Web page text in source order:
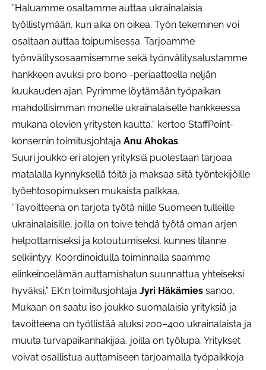
”Haluamme osaltamme auttaa ukrainalaisia
työllistymään, kun aika on oikea. Työn tekeminen voi
osaltaan auttaa toipumisessa. Tarjoamme
työnvälitysosaamisemme sekä työnvälitysalustamme
hankkeen avuksi pro bono -periaatteella neljän
kuukauden ajan. Pyrimme löytämään työpaikan
mahdollisimman monelle ukrainalaiselle hankkeessa
mukana olevien yritysten kautta,” kertoo StaffPoint-
konsernin toimitusjohtaja Anu Ahokas.
Suuri joukko eri alojen yrityksiä puolestaan tarjoaa
matalalla kynnyksellä töitä ja maksaa siitä työntekijöille
työehtosopimuksen mukaista palkkaa.
”Tavoitteena on tarjota työtä niille Suomeen tulleille
ukrainalaisille, joilla on toive tehdä työtä oman arjen
helpottamiseksi ja kotoutumiseksi, kunnes tilanne
selkiintyy. Koordinoidulla toiminnalla saamme
elinkeinoelämän auttamishalun suunnattua yhteiseksi
hyväksi,” EK:n toimitusjohtaja Jyri Häkämies sanoo.
Mukaan on saatu iso joukko suomalaisia yrityksiä ja
tavoitteena on työllistää aluksi 200–400 ukrainalaista ja
muuta turvapaikanhakijaa, joilla on työlupa. Yritykset
voivat osallistua auttamiseen tarjoamalla työpaikkoja